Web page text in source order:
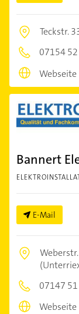
Teckstr.
07154
Webseite
Bannert
E-Mail
07147
Webseite